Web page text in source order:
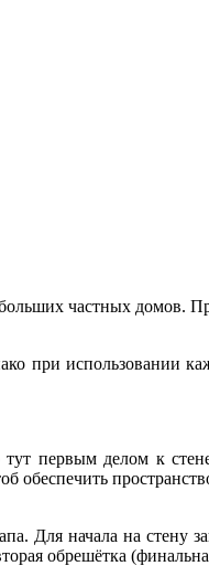
частных домов.
при использовании
первым делом к
обеспечить
Для начала на стену
обрешётка